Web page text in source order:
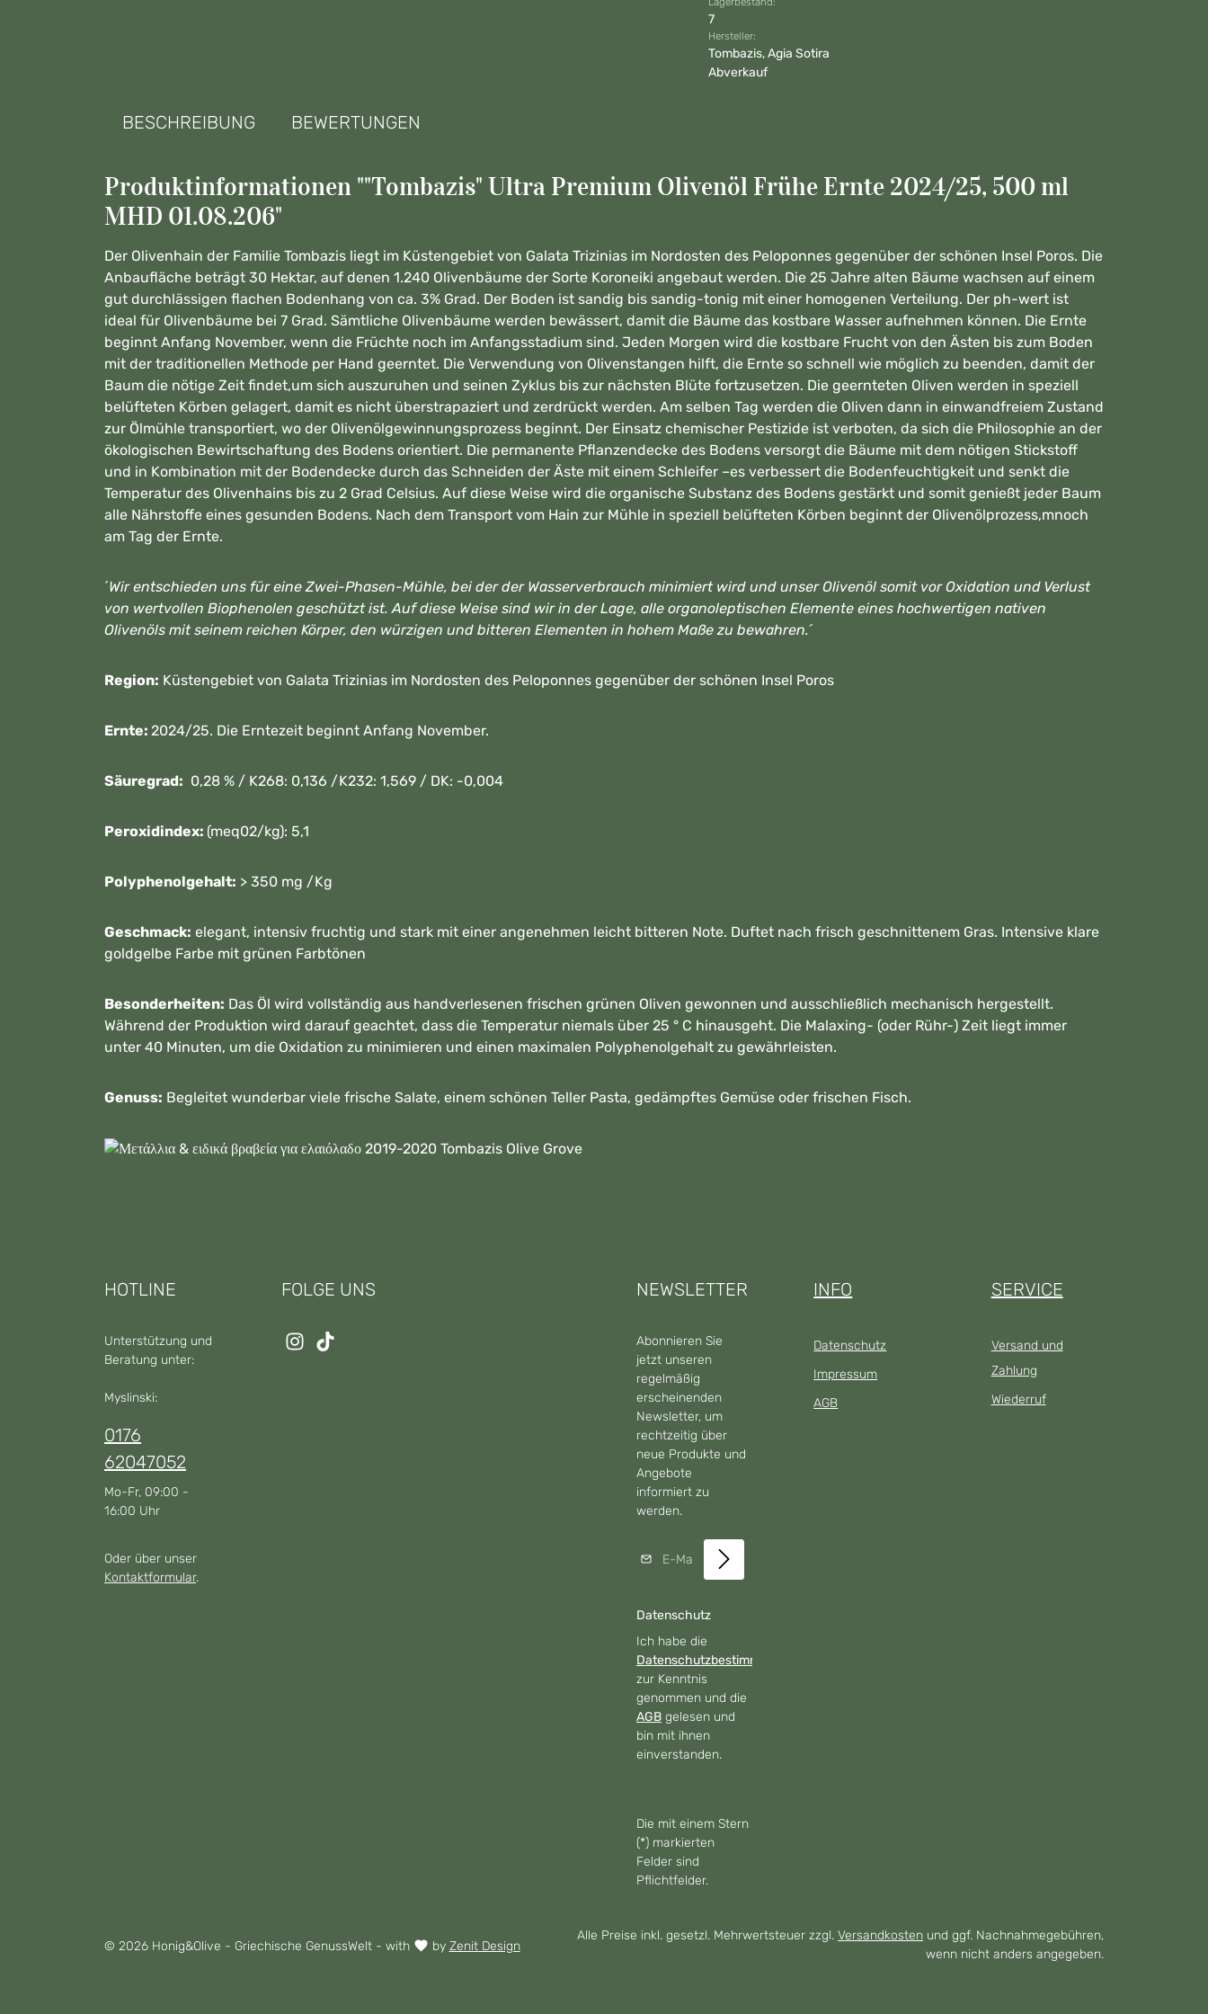
7
Hersteller:
Tombazis, Agia Sotira
Abverkauf
BESCHREIBUNG BEWERTUNGEN
Produktinformationen ""Tombazis" Ultra Premium Olivenöl Frühe Ernte 2024/25, 500 ml
MHD 01.08.206"
Der Olivenhain der Familie Tombazis liegt im Küstengebiet von Galata Trizinias im Nordosten des Peloponnes gegenüber der schönen Insel Poros. Die
Anbaufläche beträgt 30 Hektar, auf denen 1.240 Olivenbäume der Sorte Koroneiki angebaut werden. Die 25 Jahre alten Bäume wachsen auf einem
gut durchlässigen flachen Bodenhang von ca. 3% Grad. Der Boden ist sandig bis sandig-tonig mit einer homogenen Verteilung. Der ph-wert ist
ideal für Olivenbäume bei 7 Grad. Sämtliche Olivenbäume werden bewässert, damit die Bäume das kostbare Wasser aufnehmen können. Die Ernte
beginnt Anfang November, wenn die Früchte noch im Anfangsstadium sind. Jeden Morgen wird die kostbare Frucht von den Ästen bis zum Boden
mit der traditionellen Methode per Hand geerntet. Die Verwendung von Olivenstangen hilft, die Ernte so schnell wie möglich zu beenden, damit der
Baum die nötige Zeit findet,um sich auszuruhen und seinen Zyklus bis zur nächsten Blüte fortzusetzen. Die geernteten Oliven werden in speziell
belüfteten Körben gelagert, damit es nicht überstrapaziert und zerdrückt werden. Am selben Tag werden die Oliven dann in einwandfreiem Zustand
zur Ölmühle transportiert, wo der Olivenölgewinnungsprozess beginnt. Der Einsatz chemischer Pestizide ist verboten, da sich die Philosophie an der
ökologischen Bewirtschaftung des Bodens orientiert. Die permanente Pflanzendecke des Bodens versorgt die Bäume mit dem nötigen Stickstoff
und in Kombination mit der Bodendecke durch das Schneiden der Äste mit einem Schleifer –es verbessert die Bodenfeuchtigkeit und senkt die
Temperatur des Olivenhains bis zu 2 Grad Celsius. Auf diese Weise wird die organische Substanz des Bodens gestärkt und somit genießt jeder Baum
alle Nährstoffe eines gesunden Bodens. Nach dem Transport vom Hain zur Mühle in speziell belüfteten Körben beginnt der Olivenölprozess,mnoch
am Tag der Ernte.
´Wir entschieden uns für eine Zwei-Phasen-Mühle, bei der der Wasserverbrauch minimiert wird und unser Olivenöl somit vor Oxidation und Verlust
von wertvollen Biophenolen geschützt ist. Auf diese Weise sind wir in der Lage, alle organoleptischen Elemente eines hochwertigen nativen
Olivenöls mit seinem reichen Körper, den würzigen und bitteren Elementen in hohem Maße zu bewahren.´
Region: Küstengebiet von Galata Trizinias im Nordosten des Peloponnes gegenüber der schönen Insel Poros
Ernte: 2024/25. Die Erntezeit beginnt Anfang November.
Säuregrad: 0,28 % / K268: 0,136 /K232: 1,569 / DK: -0,004
Peroxidindex: (meq02/kg): 5,1
Polyphenolgehalt: > 350 mg /Kg
Geschmack: elegant, intensiv fruchtig und stark mit einer angenehmen leicht bitteren Note. Duftet nach frisch geschnittenem Gras. Intensive klare
goldgelbe Farbe mit grünen Farbtönen
Besonderheiten: Das Öl wird vollständig aus handverlesenen frischen grünen Oliven gewonnen und ausschließlich mechanisch hergestellt.
Während der Produktion wird darauf geachtet, dass die Temperatur niemals über 25 ° C hinausgeht. Die Malaxing- (oder Rühr-) Zeit liegt immer
unter 40 Minuten, um die Oxidation zu minimieren und einen maximalen Polyphenolgehalt zu gewährleisten.
Genuss: Begleitet wunderbar viele frische Salate, einem schönen Teller Pasta, gedämpftes Gemüse oder frischen Fisch.
HOTLINE
Unterstützung und
Beratung unter:
Myslinski:
0176
62047052
Mo-Fr, 09:00 -
16:00 Uhr
Oder über unser
Kontaktformular.
FOLGE UNS NEWSLETTER
Abonnieren Sie
jetzt unseren
regelmäßig
erscheinenden
Newsletter, um
rechtzeitig über
neue Produkte und
Angebote
informiert zu
werden.
E-Mail-Adresse*
Datenschutz
Ich habe die
Datenschutzbestimmungen
zur Kenntnis
genommen und die
AGBgelesen und
bin mit ihnen
einverstanden.
Die mit einem Stern
(*) markierten
Felder sind
Pflichtfelder.
INFO
Datenschutz
Impressum
AGB
SERVICE
Versand und
Zahlung
Wiederruf
© 2026 Honig&Olive - Griechische GenussWelt - with by Zenit Design
Alle Preise inkl. gesetzl. Mehrwertsteuer zzgl. Versandkosten und ggf. Nachnahmegebühren,
wenn nicht anders angegeben.